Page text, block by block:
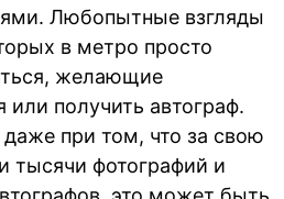
Любопытные взгляды
в метро просто
желающие
или получить автограф.
при том, что за свою
тысячи фотографий и